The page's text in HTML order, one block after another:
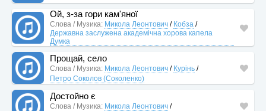
Ой, з-за гори кам'яної
Слова / Музика: Микола Леонтович / Кобза /
Державна заслужена академічна хорова капела
Думка
Прощай, село
Слова / Музика: Микола Леонтович / Курінь /
Петро Соколов (Соколенко)
Достойно є
Слова / Музика: Микола Леонтович /